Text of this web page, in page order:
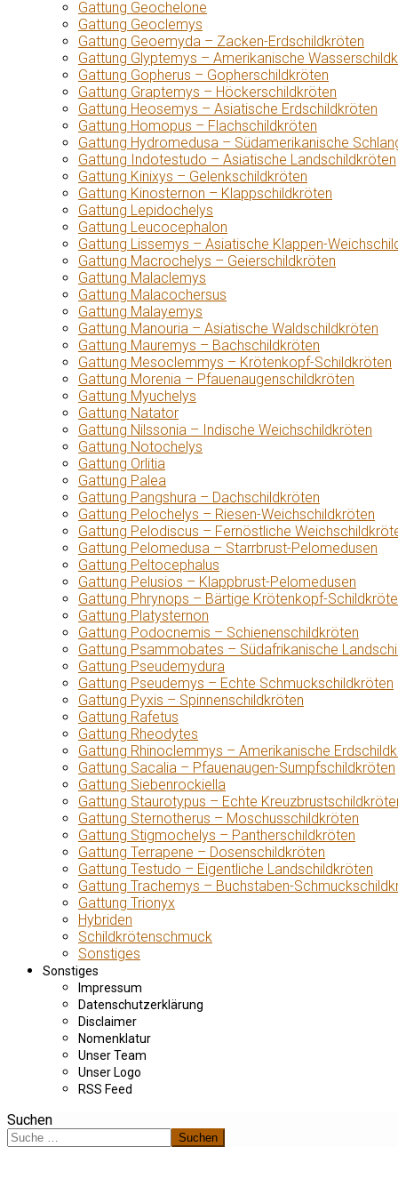
Gattung Geochelone
Gattung Geoclemys
Gattung Geoemyda – Zacken-Erdschildkröten
Gattung Glyptemys – Amerikanische
Gattung Gopherus – Gopherschildkröten
Gattung Graptemys – Höckerschildkröten
Gattung Heosemys – Asiatische Erdschildkröten
Gattung Homopus – Flachschildkröten
Gattung Hydromedusa – Südamerikanische
Gattung Indotestudo – Asiatische Landschildkröten
Gattung Kinixys – Gelenkschildkröten
Gattung Kinosternon – Klappschildkröten
Gattung Lepidochelys
Gattung Leucocephalon
Gattung Lissemys – Asiatische Klappen-
Gattung Macrochelys – Geierschildkröten
Gattung Malaclemys
Gattung Malacochersus
Gattung Malayemys
Gattung Manouria – Asiatische Waldschildkröten
Gattung Mauremys – Bachschildkröten
Gattung Mesoclemmys – Krötenkopf-Schildkröten
Gattung Morenia – Pfauenaugenschildkröten
Gattung Myuchelys
Gattung Natator
Gattung Nilssonia – Indische Weichschildkröten
Gattung Notochelys
Gattung Orlitia
Gattung Palea
Gattung Pangshura – Dachschildkröten
Gattung Pelochelys – Riesen-Weichschildkröten
Gattung Pelodiscus – Fernöstliche
Gattung Pelomedusa – Starrbrust-Pelomedusen
Gattung Peltocephalus
Gattung Pelusios – Klappbrust-Pelomedusen
Gattung Phrynops – Bärtige Krötenkopf-
Gattung Platysternon
Gattung Podocnemis – Schienenschildkröten
Gattung Psammobates – Südafrikanische
Gattung Pseudemydura
Gattung Pseudemys – Echte Schmuckschildkröten
Gattung Pyxis – Spinnenschildkröten
Gattung Rafetus
Gattung Rheodytes
Gattung Rhinoclemmys – Amerikanische
Gattung Sacalia – Pfauenaugen-Sumpfschildkröten
Gattung Siebenrockiella
Gattung Staurotypus – Echte
Gattung Sternotherus – Moschusschildkröten
Gattung Stigmochelys – Pantherschildkröten
Gattung Terrapene – Dosenschildkröten
Gattung Testudo – Eigentliche Landschildkröten
Gattung Trachemys – Buchstaben-
Gattung Trionyx
Hybriden
Schildkrötenschmuck
Sonstiges
Sonstiges
Impressum
Datenschutzerklärung
Disclaimer
Nomenklatur
Unser Team
Unser Logo
RSS Feed
Suchen
Suchen